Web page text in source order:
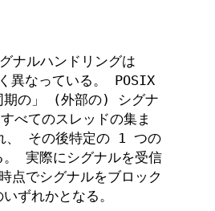
ルハンドリングは
異なっている。 POSIX
期の」 (外部の) シグナ
べてのスレッドの集ま
、 その後特定の 1 つの
。 実際にシグナルを受信
点でシグナルをブロック
ずれかとなる。